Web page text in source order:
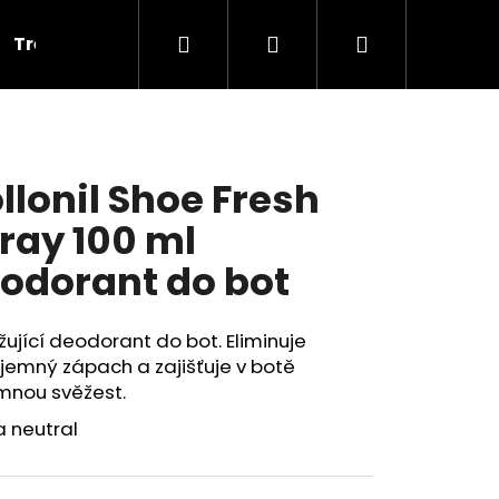
Tréninkové Cvičky Dárkové poukazy
Hledat PřihlášeníNákupní
Shoe Fresh
100 ml
do bot
deodorant do bot. Eliminuje
zápach a zajišťuje v botě
svěžest.
neutral
ŠPIČKOU PD 121,